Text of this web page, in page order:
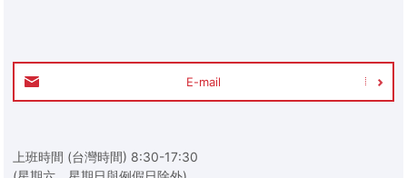
E-mail
上班時間 (台灣時間) 8:30-17:30